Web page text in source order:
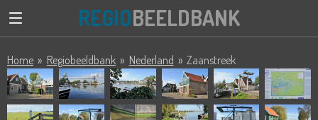
Ga
de
hoofdinhoud
REGIOBEELDBANK
Home » Regiobeeldbank » Nederland » Zaanstreek